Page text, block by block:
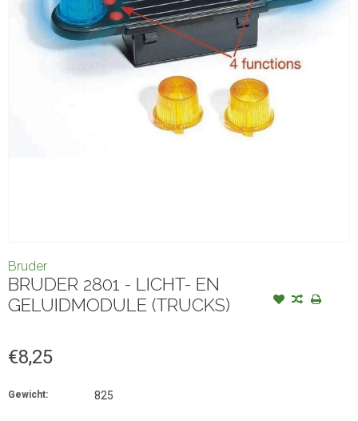
Bruder
BRUDER 2801 - LICHT- EN
GELUIDMODULE (TRUCKS)
€8,25
Gewicht: 825